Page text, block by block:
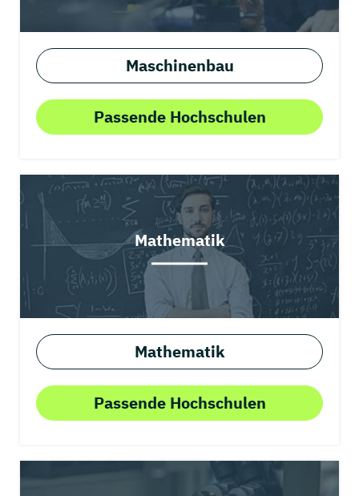
Maschinenbau
Passende Hochschulen
Mathematik
Mathematik
Passende Hochschulen